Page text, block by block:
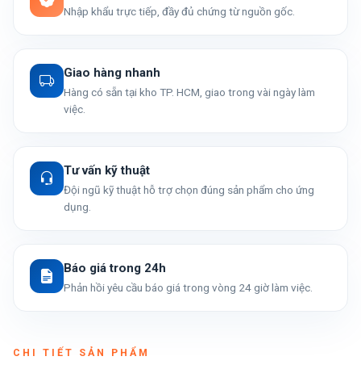
Nhập khẩu trực tiếp, đầy đủ chứng từ nguồn gốc.
Giao hàng nhanh
Hàng có sẵn tại kho TP. HCM, giao trong vài ngày làm
việc.
Tư vấn kỹ thuật
Đội ngũ kỹ thuật hỗ trợ chọn đúng sản phẩm cho ứng
dụng.
Báo giá trong 24h
Phản hồi yêu cầu báo giá trong vòng 24 giờ làm việc.
CHI TIẾT SẢN PHẨM